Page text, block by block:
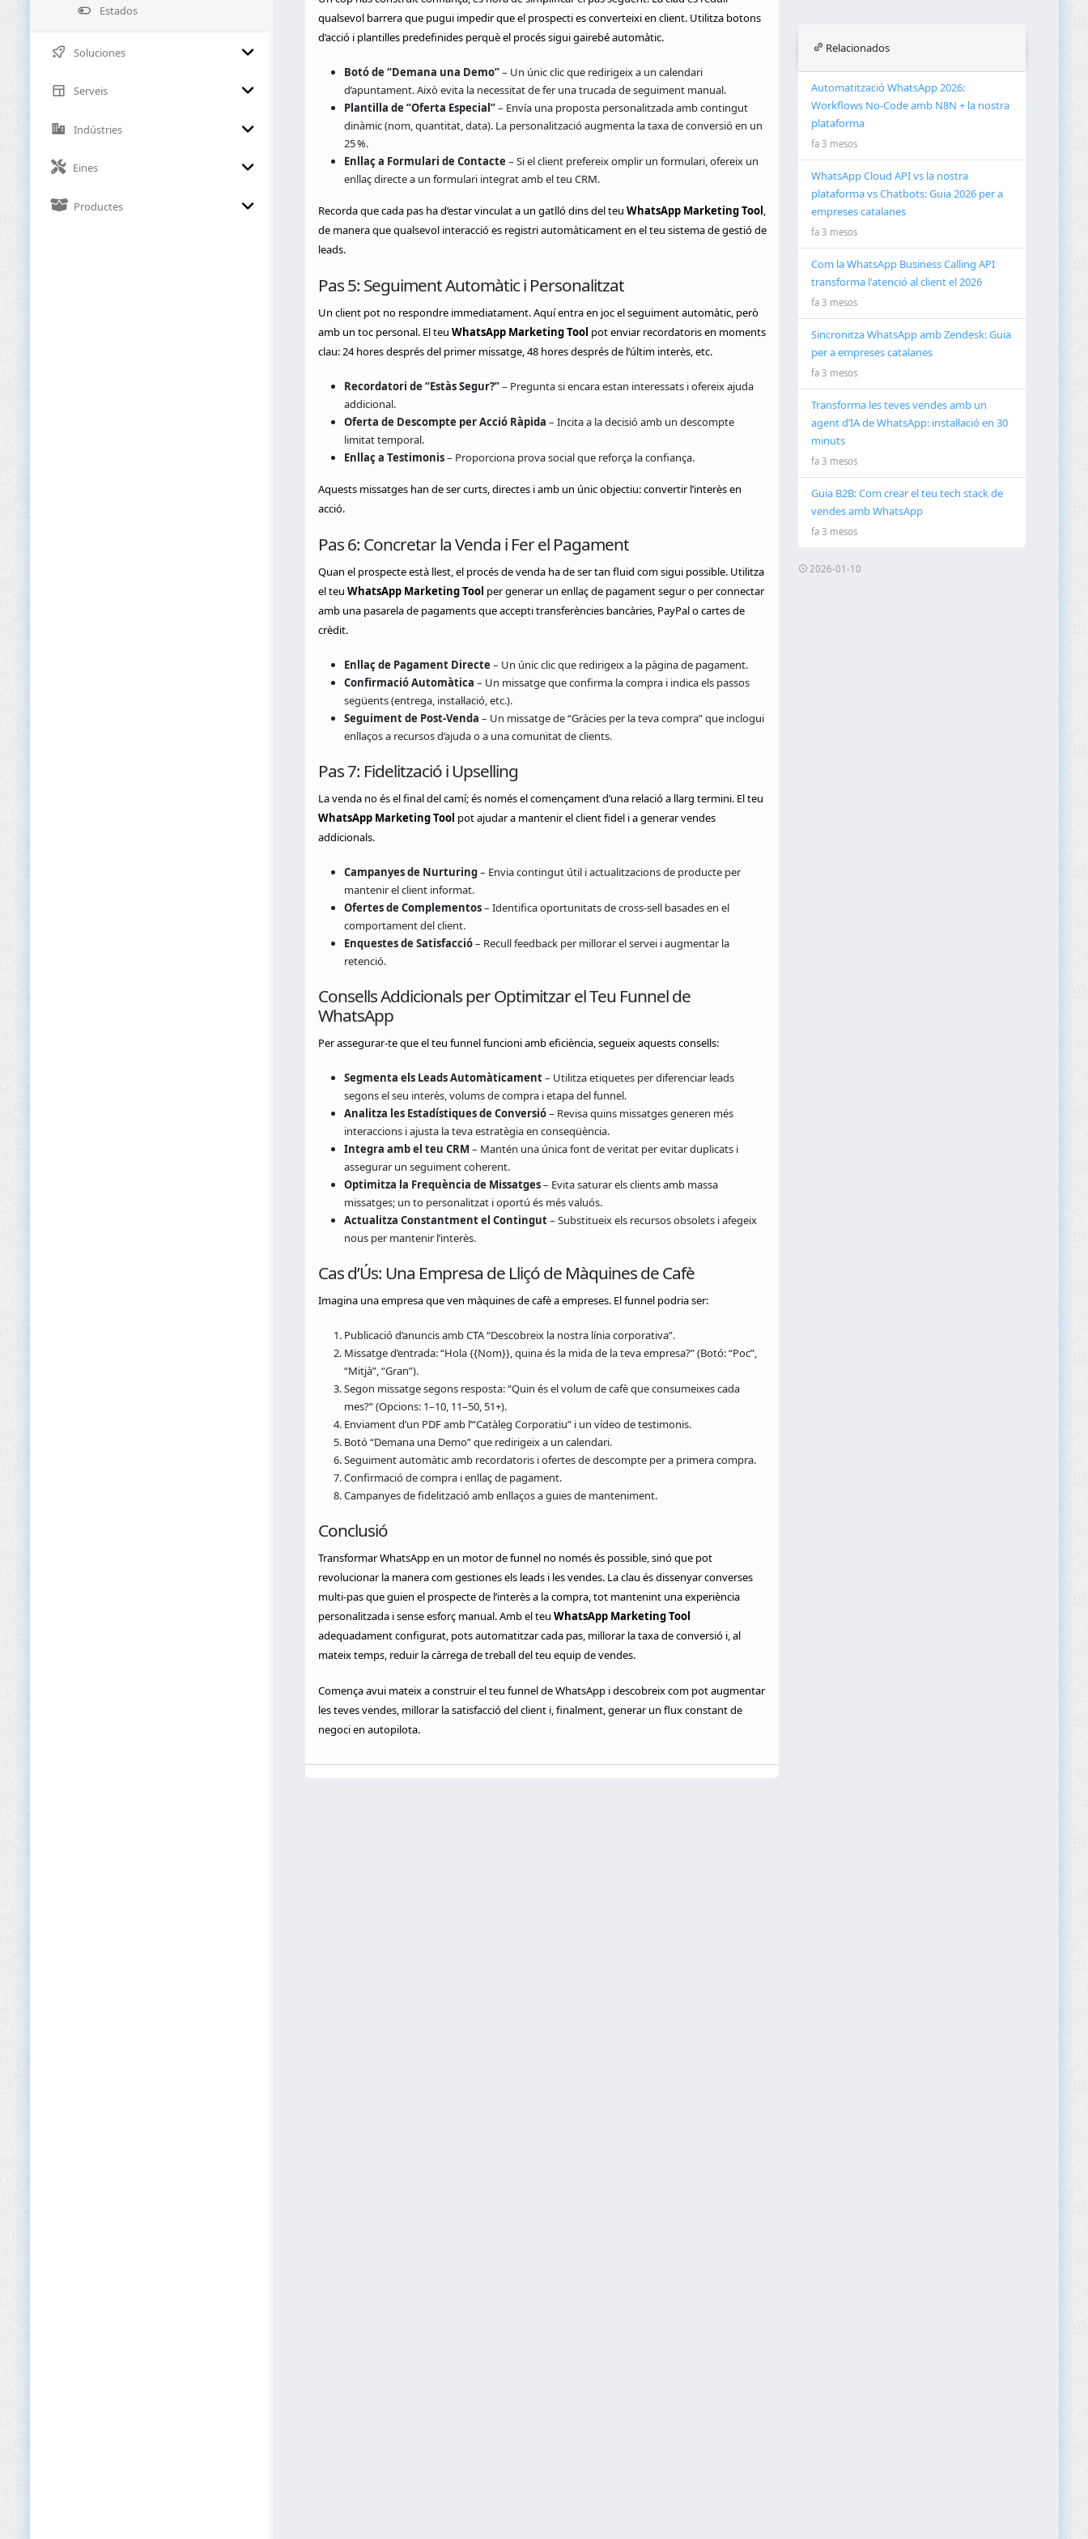
Estados
Soluciones
Serveis
Indústries
Eines
Productes
qualsevol barrera que pugui impedir que el prospecti es converteixi en client. Utilitza botons
d’acció i plantilles predefinides perquè el procés sigui gairebé automàtic.
Botó de “Demana una Demo”– Un únic clic que redirigeix a un calendari
d’apuntament. Això evita la necessitat de fer una trucada de seguiment manual.
Plantilla de “Oferta Especial”– Envía una proposta personalitzada amb contingut
dinàmic (nom, quantitat, data). La personalització augmenta la taxa de conversió en un
25 %.
Enllaç a Formulari de Contacte – Si el client prefereix omplir un formulari, ofereix un
enllaç directe a un formulari integrat amb el teu CRM.
Recorda que cada pas ha d’estar vinculat a un gatlló dins del teu WhatsApp Marketing Tool,
de manera que qualsevol interacció es registri automàticament en el teu sistema de gestió de
leads.
Pas 5: Seguiment Automàtic i Personalitzat
Un client pot no respondre immediatament. Aquí entra en joc el seguiment automàtic, però
amb un toc personal. El teu WhatsApp Marketing Tool pot enviar recordatoris en moments
clau: 24 hores després del primer missatge, 48 hores després de l’últim interès, etc.
Recordatori de “Estàs Segur?”– Pregunta si encara estan interessats i ofereix ajuda
addicional.
Oferta de Descompte per Acció Ràpida – Incita a la decisió amb un descompte
limitat temporal.
Enllaç a Testimonis– Proporciona prova social que reforça la confiança.
Aquests missatges han de ser curts, directes i amb un únic objectiu: convertir l’interès en
acció.
Pas 6: Concretar la Venda i Fer el Pagament
Quan el prospecte està llest, el procés de venda ha de ser tan fluid com sigui possible. Utilitza
el teu WhatsApp Marketing Tool per generar un enllaç de pagament segur o per connectar
amb una pasarela de pagaments que accepti transferències bancàries, PayPal o cartes de
crèdit.
Enllaç de Pagament Directe – Un únic clic que redirigeix a la pàgina de pagament.
Confirmació Automàtica – Un missatge que confirma la compra i indica els passos
següents (entrega, instal·lació, etc.).
Seguiment de Post-Venda – Un missatge de “Gràcies per la teva compra” que inclogui
enllaços a recursos d’ajuda o a una comunitat de clients.
Pas 7: Fidelització i Upselling
La venda no és el final del camí; és només el començament d’una relació a llarg termini. El teu
WhatsApp Marketing Tool pot ajudar a mantenir el client fidel i a generar vendes
addicionals.
Campanyes de Nurturing– Envia contingut útil i actualitzacions de producte per
mantenir el client informat.
Ofertes de Complementos– Identifica oportunitats de cross‑sell basades en el
comportament del client.
Enquestes de Satisfacció– Recull feedback per millorar el servei i augmentar la
retenció.
Consells Addicionals per Optimitzar el Teu Funnel de
WhatsApp
Per assegurar-te que el teu funnel funcioni amb eficiència, segueix aquests consells:
Segmenta els Leads Automàticament– Utilitza etiquetes per diferenciar leads
segons el seu interès, volums de compra i etapa del funnel.
Analitza les Estadístiques de Conversió– Revisa quins missatges generen més
interaccions i ajusta la teva estratègia en conseqüència.
Integra amb el teu CRM – Mantén una única font de veritat per evitar duplicats i
assegurar un seguiment coherent.
Optimitza la Frequència de Missatges– Evita saturar els clients amb massa
missatges; un to personalitzat i oportú és més valuós.
Actualitza Constantment el Contingut– Substitueix els recursos obsolets i afegeix
nous per mantenir l’interès.
Cas d’Ús: Una Empresa de Lliçó de Màquines de Cafè
Imagina una empresa que ven màquines de cafè a empreses. El funnel podria ser:
Publicació d’anuncis amb CTA “Descobreix la nostra línia corporativa”.
Missatge d’entrada: “Hola {{Nom}}, quina és la mida de la teva empresa?” (Botó: “Poc”,
“Mitjà”, “Gran”).
Segon missatge segons resposta: “Quin és el volum de cafè que consumeixes cada
mes?” (Opcions: 1–10, 11–50, 51+).
Enviament d’un PDF amb l’“Catàleg Corporatiu” i un vídeo de testimonis.
Botó “Demana una Demo” que redirigeix a un calendari.
Seguiment automàtic amb recordatoris i ofertes de descompte per a primera compra.
Confirmació de compra i enllaç de pagament.
Campanyes de fidelització amb enllaços a guies de manteniment.
Conclusió
Transformar WhatsApp en un motor de funnel no només és possible, sinó que pot
revolucionar la manera com gestiones els leads i les vendes. La clau és dissenyar converses
multi‑pas que guien el prospecte de l’interès a la compra, tot mantenint una experiència
personalitzada i sense esforç manual. Amb el teu WhatsApp Marketing Tool
adequadament configurat, pots automatitzar cada pas, millorar la taxa de conversió i, al
mateix temps, reduir la càrrega de treball del teu equip de vendes.
Comença avui mateix a construir el teu funnel de WhatsApp i descobreix com pot augmentar
les teves vendes, millorar la satisfacció del client i, finalment, generar un flux constant de
negoci en autopilota.
Relacionados
Automatització WhatsApp 2026:
Workflows No-Code amb N8N + la nostra
plataforma
fa 3 mesos
WhatsApp Cloud API vs la nostra
plataforma vs Chatbots: Guia 2026 per a
empreses catalanes
fa 3 mesos
Com la WhatsApp Business Calling API
transforma l'atenció al client el 2026
fa 3 mesos
Sincronitza WhatsApp amb Zendesk: Guia
per a empreses catalanes
fa 3 mesos
Transforma les teves vendes amb un
agent d’IA de WhatsApp: instal·lació en 30
minuts
fa 3 mesos
Guia B2B: Com crear el teu tech stack de
vendes amb WhatsApp
fa 3 mesos
2026-01-10